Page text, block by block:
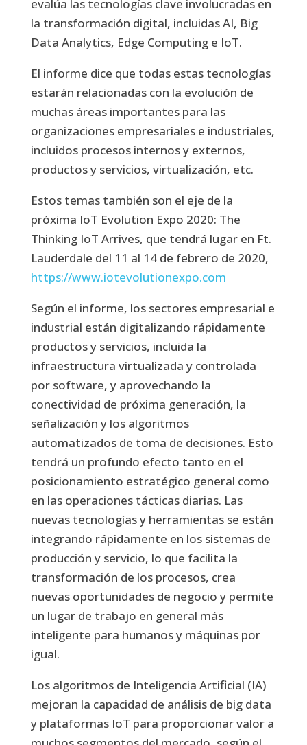
evalúa las tecnologías clave involucradas en
la transformación digital, incluidas AI, Big
Data Analytics, Edge Computing e IoT.
El informe dice que todas estas tecnologías
estarán relacionadas con la evolución de
muchas áreas importantes para las
organizaciones empresariales e industriales,
incluidos procesos internos y externos,
productos y servicios, virtualización, etc.
Estos temas también son el eje de la
próxima IoT Evolution Expo 2020: The
Thinking IoT Arrives, que tendrá lugar en Ft.
Lauderdale del 11 al 14 de febrero de 2020,
https://www.iotevolutionexpo.com
Según el informe, los sectores empresarial e
industrial están digitalizando rápidamente
productos y servicios, incluida la
infraestructura virtualizada y controlada
por software, y aprovechando la
conectividad de próxima generación, la
señalización y los algoritmos
automatizados de toma de decisiones. Esto
tendrá un profundo efecto tanto en el
posicionamiento estratégico general como
en las operaciones tácticas diarias. Las
nuevas tecnologías y herramientas se están
integrando rápidamente en los sistemas de
producción y servicio, lo que facilita la
transformación de los procesos, crea
nuevas oportunidades de negocio y permite
un lugar de trabajo en general más
inteligente para humanos y máquinas por
igual.
Los algoritmos de Inteligencia Artificial (IA)
mejoran la capacidad de análisis de big data
y plataformas IoT para proporcionar valor a